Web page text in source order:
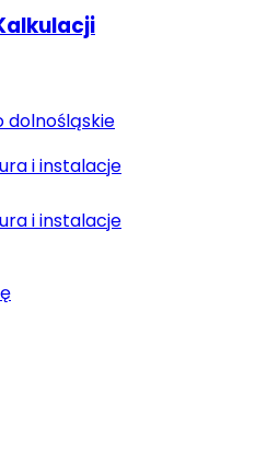
dolnośląskie
i instalacje
i instalacje